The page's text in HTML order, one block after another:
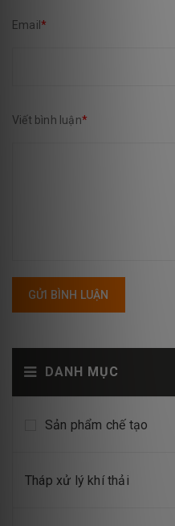
DANH MỤC
Sản phẩm chế tạo
Tháp xử lý khí thải
Email*
Viết bình luận*
GỬI BÌNH LUẬN